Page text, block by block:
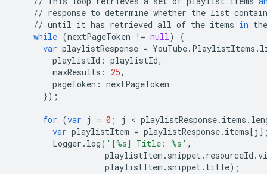
// response to determine whether the list
// until it has retrieved all of the items in the
while (nextPageToken != null)
{
var playlistResponse = YouTube. PlaylistItems .
playlistId : playlistId,
maxResults : 25,
pageToken : nextPageToken
});
for (var j = 0 ; j < playlistResponse. items .
var playlistItem = playlistResponse. items[ j
Logger . log( '[%s] Title: %s ' ,
playlistItem . snippet. resourceId .
playlistItem . snippet. title);